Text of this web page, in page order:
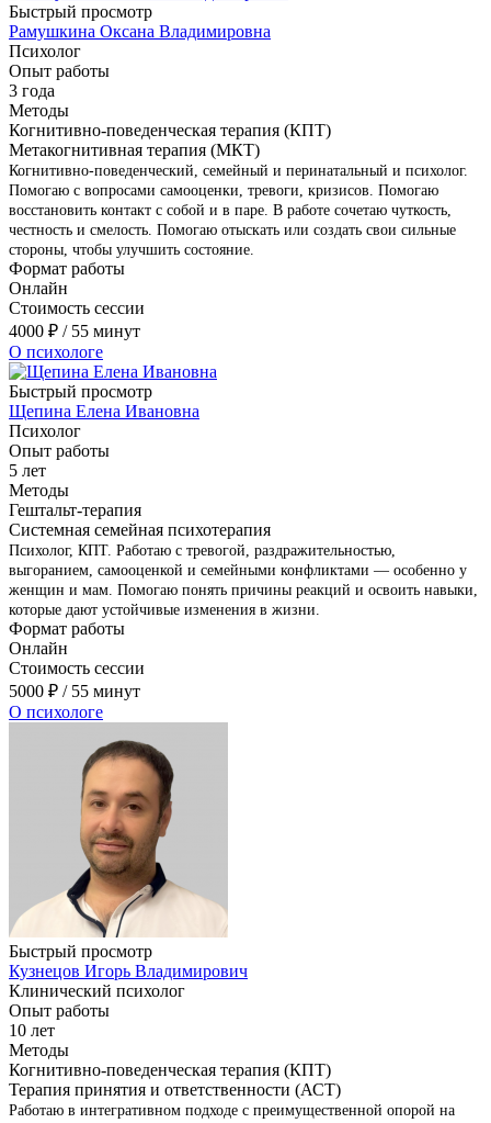
Быстрый просмотр
Рамушкина Оксана Владимировна
Психолог
Опыт работы
3 года
Методы
Когнитивно-поведенческая терапия (КПТ)
Метакогнитивная терапия (МКТ)
Когнитивно-поведенческий, семейный и перинатальный и психолог.
Помогаю с вопросами самооценки, тревоги, кризисов. Помогаю
восстановить контакт с собой и в паре. В работе сочетаю чуткость,
честность и смелость. Помогаю отыскать или создать свои сильные
стороны, чтобы улучшить состояние.
Формат работы
Онлайн
Стоимость сессии
4000 ₽ / 55 минут
О психологе
Быстрый просмотр
Щепина Елена Ивановна
Психолог
Опыт работы
5 лет
Методы
Гештальт-терапия
Системная семейная психотерапия
Психолог, КПТ. Работаю с тревогой, раздражительностью,
выгоранием, самооценкой и семейными конфликтами — особенно у
женщин и мам. Помогаю понять причины реакций и освоить навыки,
которые дают устойчивые изменения в жизни.
Формат работы
Онлайн
Стоимость сессии
5000 ₽ / 55 минут
О психологе
Быстрый просмотр
Кузнецов Игорь Владимирович
Клинический психолог
Опыт работы
10 лет
Методы
Когнитивно-поведенческая терапия (КПТ)
Терапия принятия и ответственности (АСТ)
Работаю в интегративном подходе с преимущественной опорой на